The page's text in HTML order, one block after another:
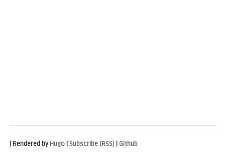
| Rendered byHugo |Subscribe (RSS) Github